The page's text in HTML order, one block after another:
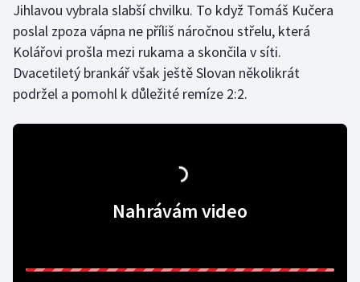
Jihlavou vybrala slabší chvilku. To když Tomáš Kučera
poslal zpoza vápna ne příliš náročnou střelu, která
Kolářovi prošla mezi rukama a skončila v síti.
Dvacetiletý brankář však ještě Slovan několikrát
podržel a pomohl k důležité remíze 2:2.
Nahrávám video